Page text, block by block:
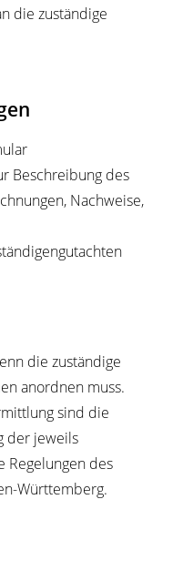
die zuständige
Beschreibung des
Nachweise,
die zuständige
anordnen muss.
sind die
der jeweils
Regelungen des
Württemberg.